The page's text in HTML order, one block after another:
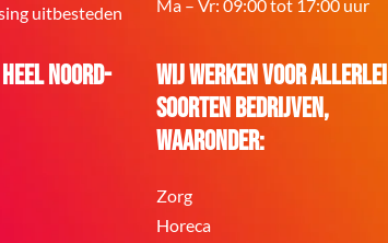
uitbesteden
Noord-
Ma – Vr: 09:00 tot 17:00 uur
Wij werken voor allerlei
soorten bedrijven,
waaronder:
Zorg
Horeca